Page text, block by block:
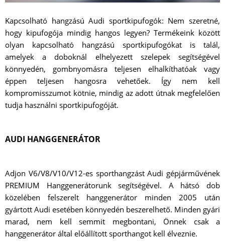
Kapcsolható hangzású Audi sportkipufogók: Nem szeretné,
hogy kipufogója mindig hangos legyen? Termékeink között
olyan kapcsolható hangzású sportkipufogókat is talál,
amelyek a doboknál elhelyezett szelepek segítségével
könnyedén, gombnyomásra teljesen elhalkíthatóak vagy
éppen teljesen hangosra vehetőek. Így nem kell
kompromisszumot kötnie, mindig az adott útnak megfelelően
tudja használni sportkipufogóját.
AUDI HANGGENERÁTOR
Adjon V6/V8/V10/V12-es sporthangzást Audi gépjárművének
PREMIUM Hanggenerátorunk segítségével. A hátsó dob
közelében felszerelt hanggenerátor minden 2005 után
gyártott Audi esetében könnyedén beszerelhető. Minden gyári
marad, nem kell semmit megbontani, Önnek csak a
hanggenerátor által előállított sporthangot kell élveznie.